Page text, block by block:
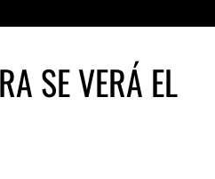
SE VERÁ EL